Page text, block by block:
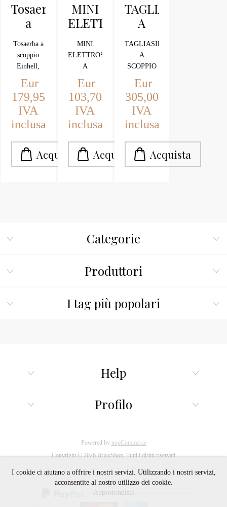
Tosaerba
a
scoppio
Einhell
GH-
PM
40P
Tosaerba a
scoppio
Einhell,
modello
GH-PM
40P.
Eur
179,95
IVA
inclusa
MINI
ELETTROSEGA
A
BATTERIA
CON
2
BATTERIE
88v.compatibile
con
MINI
ELETTROSEGA
A
BATTERIA
CON 2
BATTERIE
88v. max
litium,
con Makita
Eur
103,70
IVA
inclusa
TAGLIASIEPE
A
SCOPPIO
MCCULLOCH
HT5622
TAGLIASIEPE
A
SCOPPIO
MCCULLOCH
HT5622
Eur
305,00
IVA
inclusa
Categorie
Produttori
I tag più popolari
Help
Profilo
Powered by nopCommerce
Copyright © 2026 BricoShop. Tutti i diritti riservati
I cookie ci aiutano a offrire i nostri servizi. Utilizzando i nostri servizi,
acconsentite al nostro utilizzo dei cookie.
Approfondisci